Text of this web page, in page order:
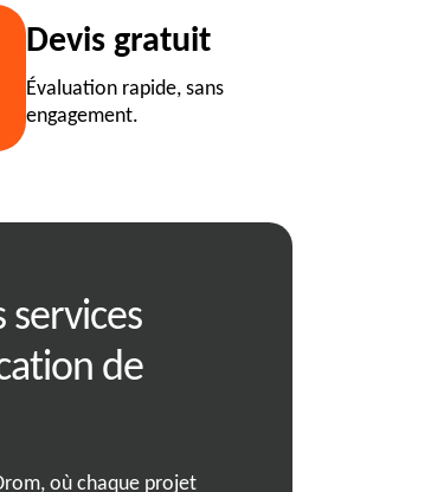
Devis gratuit
Évaluation rapide, sans
engagement.
services
de
où chaque projet